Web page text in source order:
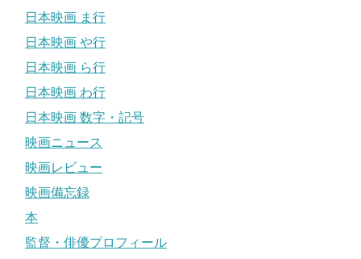
日本映画 ま行
日本映画 や行
日本映画 ら行
日本映画 わ行
日本映画 数字・記号
映画ニュース
映画レビュー
映画備忘録
本
監督・俳優プロフィール